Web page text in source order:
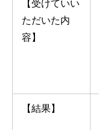
【受けていい
ただいた内
容】
【結果】